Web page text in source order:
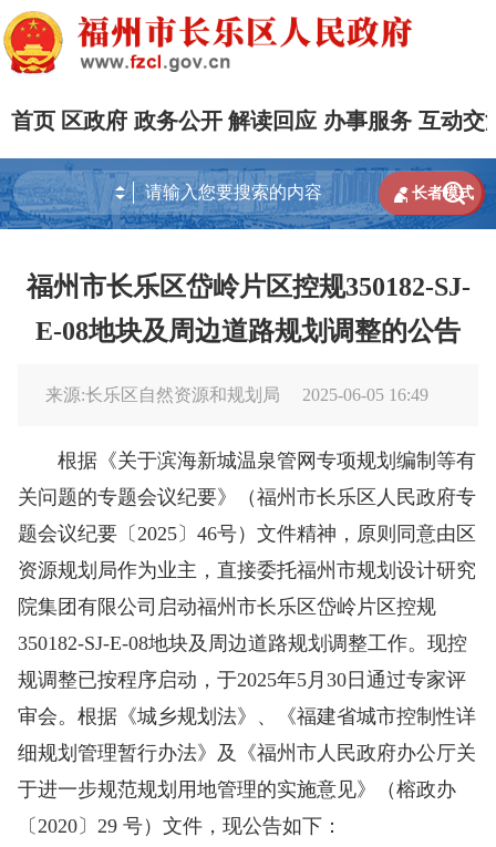
首页 区政府 政务公开 解读回应 办事服务 互动交

 长者模式
福州市长乐区岱岭片区控规350182-SJ-
E-08地块及周边道路规划调整的公告
来源:长乐区自然资源和规划局 2025-06-05 16:49
根据《关于滨海新城温泉管网专项规划编制等有
关问题的专题会议纪要》（福州市长乐区人民政府专
题会议纪要〔2025〕46号）文件精神，原则同意由区
资源规划局作为业主，直接委托福州市规划设计研究
院集团有限公司启动福州市长乐区岱岭片区控规
350182-SJ-E-08地块及周边道路规划调整工作。现控
规调整已按程序启动，于2025年5月30日通过专家评
审会。根据《城乡规划法》、《福建省城市控制性详
细规划管理暂行办法》及《福州市人民政府办公厅关
于进一步规范规划用地管理的实施意见》（榕政办
〔2020〕29 号）文件，现公告如下：